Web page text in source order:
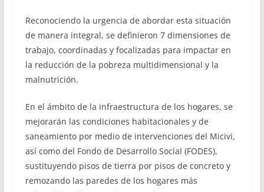
Reconociendo la urgencia de abordar esta situación
de manera integral, se definieron 7 dimensiones de
trabajo, coordinadas y focalizadas para impactar en
la reducción de la pobreza multidimensional y la
malnutrición.
En el ámbito de la infraestructura de los hogares, se
mejorarán las condiciones habitacionales y de
saneamiento por medio de intervenciones del Micivi,
así como del Fondo de Desarrollo Social (FODES),
sustituyendo pisos de tierra por pisos de concreto y
remozando las paredes de los hogares más